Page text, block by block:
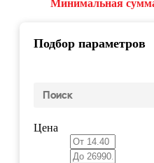
Минимальная сумма
Подбор параметров
Цена